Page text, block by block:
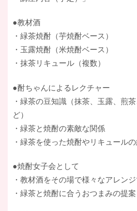
●教材酒
・緑茶焼酎（芋焼酎ベース）
・玉露焼酎（米焼酎ベース）
・抹茶リキュール（複数）
●酎ちゃんによるレクチャー
・緑茶の豆知識（抹茶、玉露、煎
ど）
・緑茶と焼酎の素敵な関係
・緑茶を使った焼酎やリキュール
●焼酎女子会として
・教材酒をその場で様々なアレン
・緑茶と焼酎に合うおつまみの提